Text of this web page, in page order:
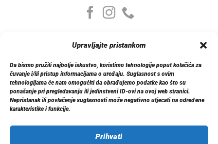
Upravljajte pristankom
Da bismo pružili najbolje iskustvo, koristimo tehnologije poput kolačića za
čuvanje i/ili pristup informacijama o uređaju. Suglasnost s ovim
tehnologijama će nam omogućiti da obrađujemo podatke kao što su
ponašanje pri pregledavanju ili jedinstveni ID-ovi na ovoj web stranici.
Nepristanak ili povlačenje suglasnosti može negativno utjecati na određene
karakteristike i funkcije.
Prihvati
Moj nalog
Moj nalog
Moje narudžbe
Detalji računa
Log out
Informacije
Politika privatnosti